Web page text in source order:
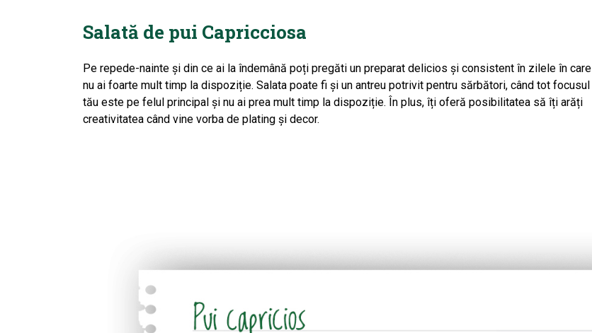
Salată de pui Capricciosa
Pe repede-nainte și din ce ai la îndemână poți pregăti un preparat delicios și consistent în zilele în care
nu ai foarte mult timp la dispoziție. Salata poate fi și un antreu potrivit pentru sărbători, când tot focusul
tău este pe felul principal și nu ai prea mult timp la dispoziție. În plus, îți oferă posibilitatea să îți arăți
creativitatea când vine vorba de plating și decor.